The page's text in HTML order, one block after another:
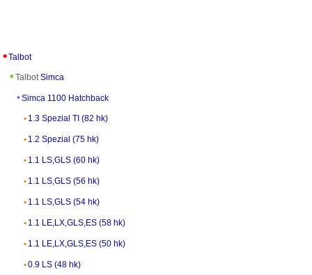
Talbot
Talbot Simca
Simca 1100 Hatchback
1.3 Spezial TI (82 hk)
1.2 Spezial (75 hk)
1.1 LS,GLS (60 hk)
1.1 LS,GLS (56 hk)
1.1 LS,GLS (54 hk)
1.1 LE,LX,GLS,ES (58 hk)
1.1 LE,LX,GLS,ES (50 hk)
0.9 LS (48 hk)